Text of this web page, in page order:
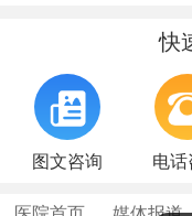
快
图文咨询 电话